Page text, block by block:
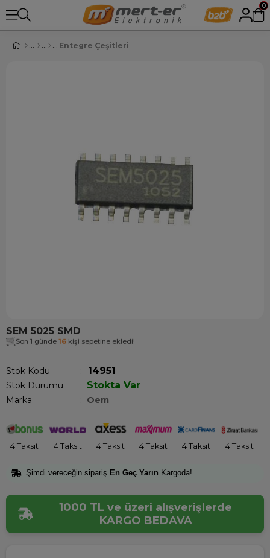
0
Entegre Çeşitleri
SEM 5025 SMD
Son 1 günde 16 kişi sepetine ekledi!
Stok Kodu 14951
Stok Durumu : Stokta Var
Marka : Oem
4 Taksit 4 Taksit 4 Taksit 4 Taksit 4 Taksit 4 Taksit
Şimdi vereceğin sipariş En Geç Yarın Kargoda!
1000 TL ve üzeri alışverişlerde
KARGO BEDAVA